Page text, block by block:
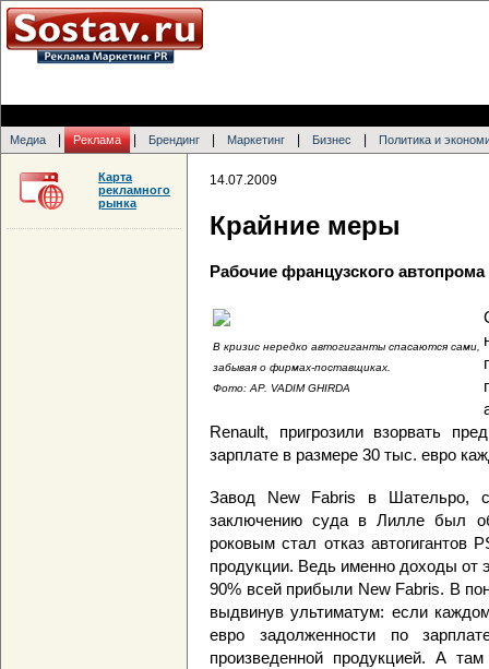
Медиа Реклама Брендинг Маркетинг Бизнес Политика и
14.07.2009
Крайние меры
Рабочие французского
В кризис нередко автогиганты спасаются сами,
забывая о фирмах-поставщиках.
Фото: АP. VADIM GHIRDA
Renault, пригрозили взорвать
зарплате в размере 30 тыс. евро
Завод New Fabris в Шательро,
заключению суда в Лилле был
роковым стал отказ автогигантов
продукции. Ведь именно доходы от
90% всей прибыли New Fabris. В
выдвинув ультиматум: если
евро задолженности по
произведенной продукцией. А
Карта
рекламного
рынка